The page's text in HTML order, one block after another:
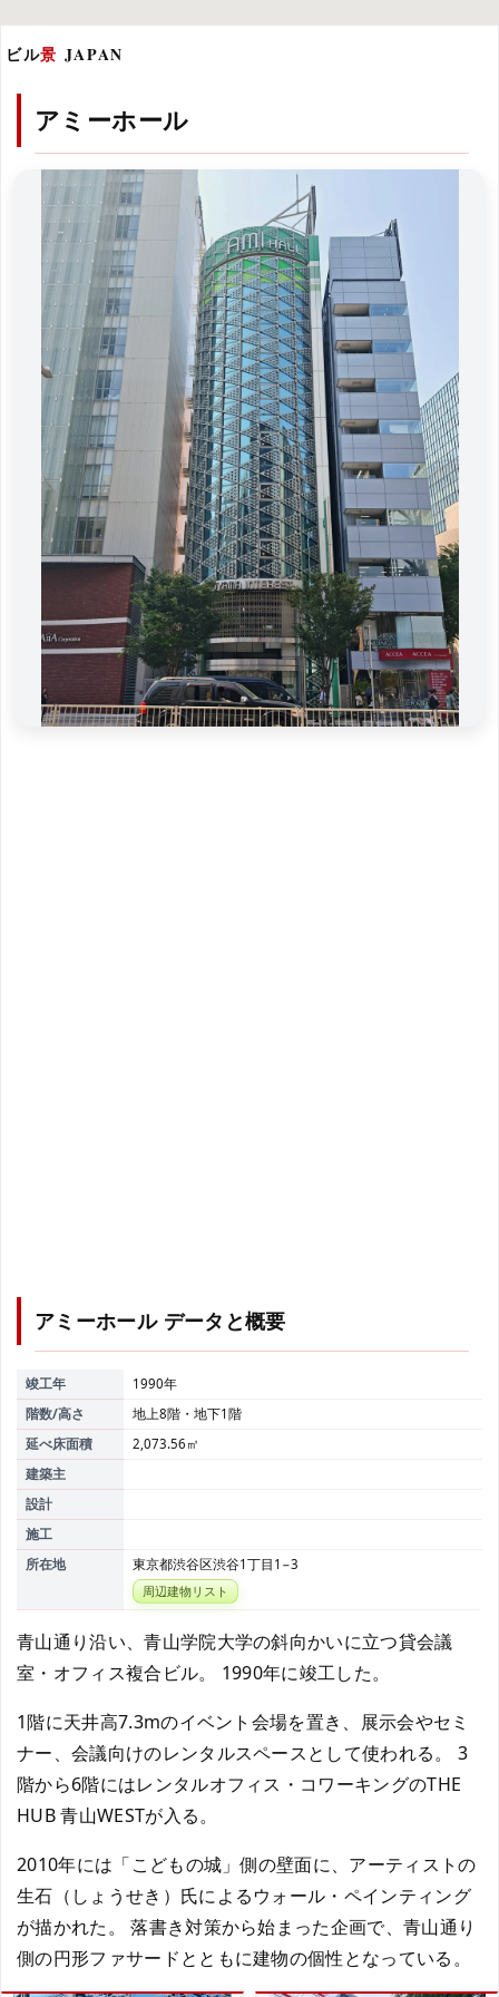
ビル景 JAPAN
アミーホール
アミーホール データと概要
竣工年
1990年
階数/高さ
地上8階・地下1階
延べ床面積
2,073.56㎡
建築主
設計
施工
所在地
東京都渋谷区渋谷1丁目1−3
周辺建物リスト
青山通り沿い、青山学院大学の斜向かいに立つ貸会議
室・オフィス複合ビル。 1990年に竣工した。
1階に天井高7.3mのイベント会場を置き、展示会やセミ
ナー、会議向けのレンタルスペースとして使われる。 3
階から6階にはレンタルオフィス・コワーキングのTHE
HUB 青山WESTが入る。
2010年には「こどもの城」側の壁面に、アーティストの
生石（しょうせき）氏によるウォール・ペインティング
が描かれた。 落書き対策から始まった企画で、青山通り
側の円形ファサードとともに建物の個性となっている。